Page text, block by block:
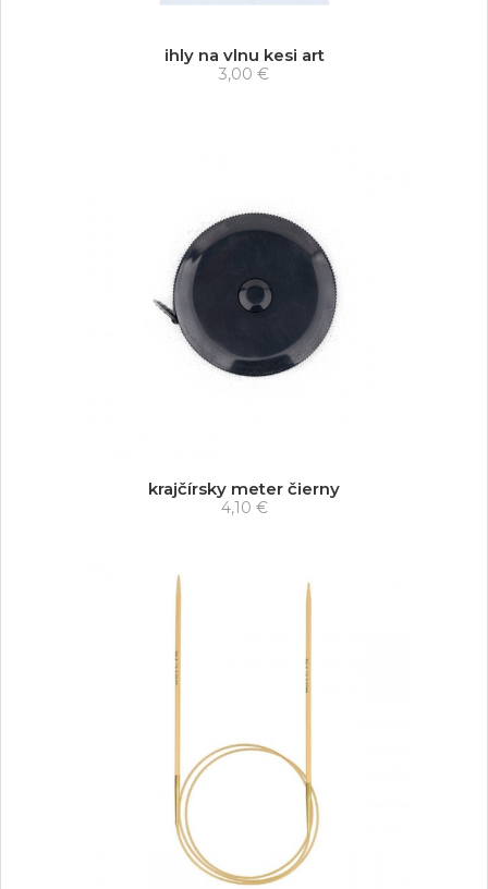
ihly na vlnu kesi art
3,00 €
krajčírsky meter čierny
4,10 €